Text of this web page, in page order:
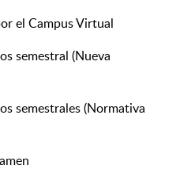
el Campus Virtual
semestral (Nueva
semestrales (Normativa